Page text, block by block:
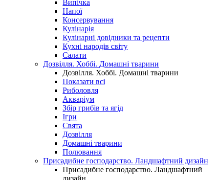
Випічка
Напої
Консервування
Кулінарія
Кулінарні довідники та рецепти
Кухні народів світу
Салати
Дозвілля. Хоббі. Домашні тварини
Дозвілля. Хоббі. Домашні тварини
Показати всі
Риболовля
Акваріум
Збір грибів та ягід
Ігри
Свята
Дозвілля
Домашні тварини
Полювання
Присадибне господарство. Ландшафтний дизайн
Присадибне господарство. Ландшафтний
дизайн